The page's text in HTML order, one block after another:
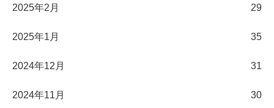
2025年2月 29
2025年1月 35
2024年12月 31
2024年11月 30